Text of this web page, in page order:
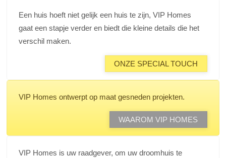
Een huis hoeft niet gelijk een huis te zijn, VIP Homes
gaat een stapje verder en biedt die kleine details die het
verschil maken.
ONZE SPECIAL TOUCH
VIP Homes ontwerpt op maat gesneden projekten.
WAAROM VIP HOMES
VIP Homes is uw raadgever, om uw droomhuis te